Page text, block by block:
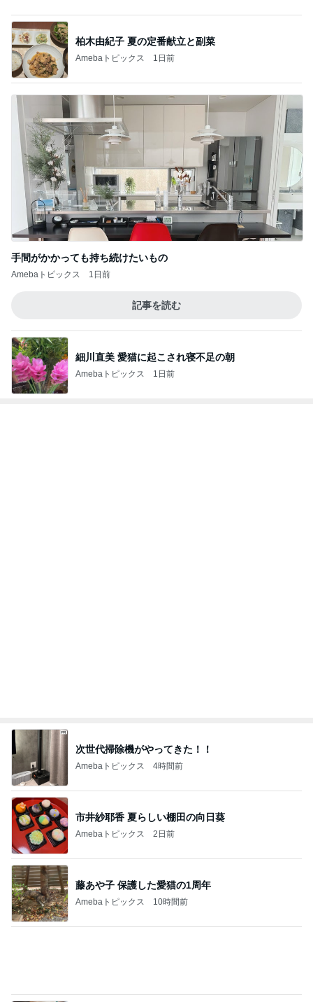
手間がかかっても持ち続けたいもの
Amebaトピックス 1日前
記事を読む
Amebaトピックス 1日前
市井紗耶香 夏らしい棚田の向日葵
Amebaトピックス 2日前
藤あや子 保護した愛猫の1周年
Amebaトピックス 10時間前